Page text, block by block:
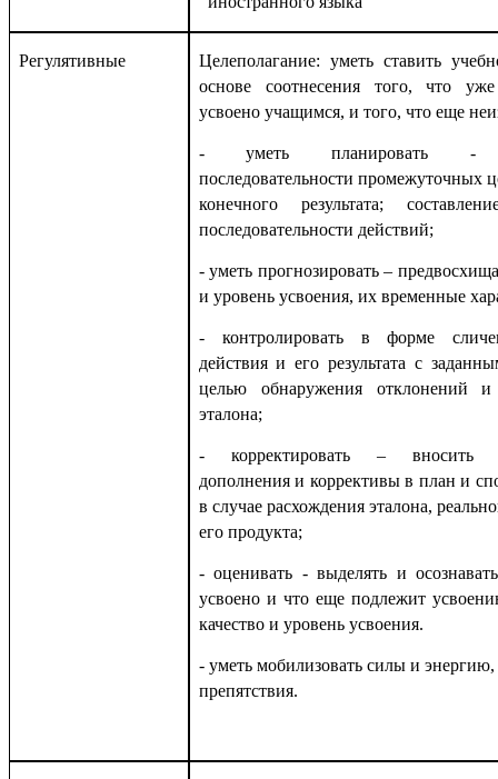
Регулятивные
Целеполагание: уметь ставить
основе соотнесения того, что
усвоено учащимся, и того, что еще
- уметь планировать -
последовательности промежуточных
конечного результата;
последовательности действий;
- уметь прогнозировать –
и уровень усвоения, их временные
- контролировать в форме
действия и его результата с
целью обнаружения отклонений
эталона;
- корректировать – вносить
дополнения и коррективы в план и
в случае расхождения эталона,
его продукта;
- оценивать - выделять и
усвоено и что еще подлежит
качество и уровень усвоения.
- уметь мобилизовать силы и энергию,
препятствия.